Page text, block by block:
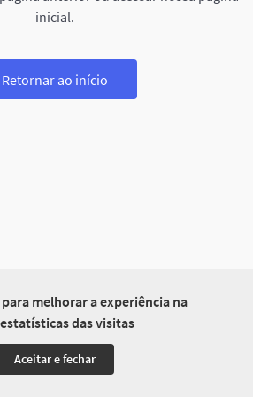
melhorar a experiência na
das visitas
Aceitar e fechar
inicial.
Retornar ao início